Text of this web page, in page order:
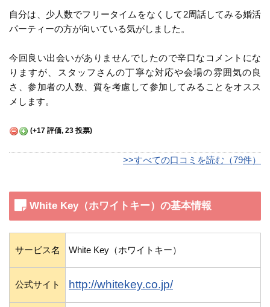
自分は、少人数でフリータイムをなくして2周話してみる婚活
パーティーの方が向いている気がしました。
今回良い出会いがありませんでしたので辛口なコメントにな
りますが、スタッフさんの丁寧な対応や会場の雰囲気の良
さ、参加者の人数、質を考慮して参加してみることをオスス
メします。
(+17 評価, 23 投票)
>>すべての口コミを読む（79件）
White Key（ホワイトキー）の基本情報
サービス名 White Key（ホワイトキー）
公式サイト http://whitekey.co.jp/